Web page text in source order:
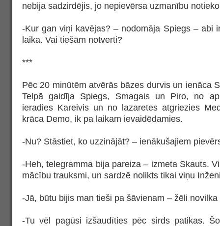
nebija sadzirdējis, jo nepievērsa uzmanību
-Kur gan viņi kavējas? – nodomāja Spiegs – abi
laika. Vai tiešām notverti?
***
Pēc 20 minūtēm atvērās bāzes durvis un ienāca
Telpā gaidīja Spiegs, Smagais un Piro, no
ieradies Kareivis un no lazaretes atgriezies
krāca Demo, ik pa laikam ievaidēdamies.
-Nu? Stāstiet, ko uzzinājāt? – ienākušajiem
-Heh, telegramma bija pareiza – izmeta Skauts.
mācību trauksmi, un sardzē nolikts tikai viņu
-Jā, būtu bijis man tieši pa šāvienam – žēli
-Tu vēl pagūsi izšaudīties pēc sirds patikas.